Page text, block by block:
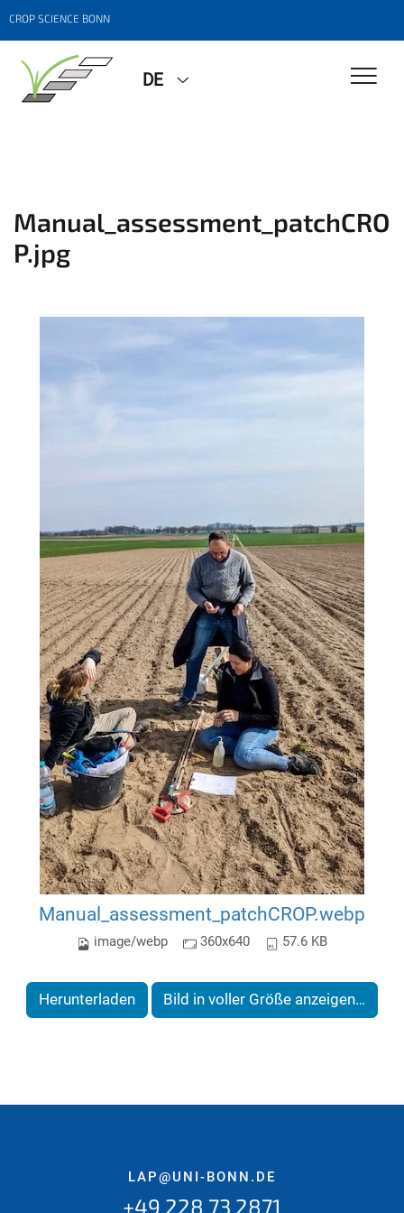
CROP SCIENCE BONN
DE
Manual_assessment_patchCRO
P.jpg
Manual_assessment_patchCROP.webp
image/webp 360x640 57.6 KB
Herunterladen Bild in voller Größe anzeigen…
LAP@UNI-BONN.DE
+49 228 73 2871